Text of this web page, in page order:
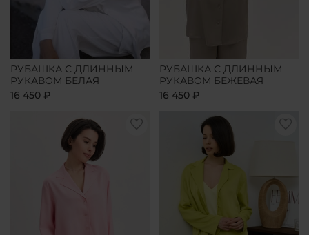
РУБАШКА С ДЛИННЫМ
РУКАВОМ БЕЛАЯ
16 450 ₽
РУБАШКА С ДЛИННЫМ
РУКАВОМ БЕЖЕВАЯ
16 450 ₽